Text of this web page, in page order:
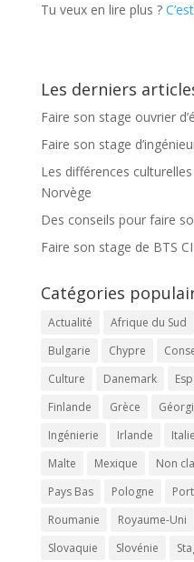
Tu veux en lire plus ?
Les derniers
Faire son stage ouvrier
Faire son stage
Les différences
Norvège
Des conseils pour faire
Faire son stage de BTS
Catégories
Actualité Afrique du Sud
Bulgarie
Chypre
Culture
Danemark
Finlande
Grèce
Ingénierie
Irlande Italie
Malte
Mexique Non
Pays Bas
Pologne
Roumanie
Royaume-Uni
Slovaquie
Slovénie